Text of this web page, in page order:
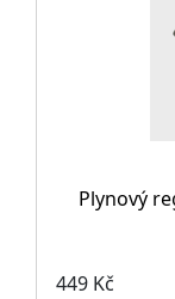
Plynový
449 Kč